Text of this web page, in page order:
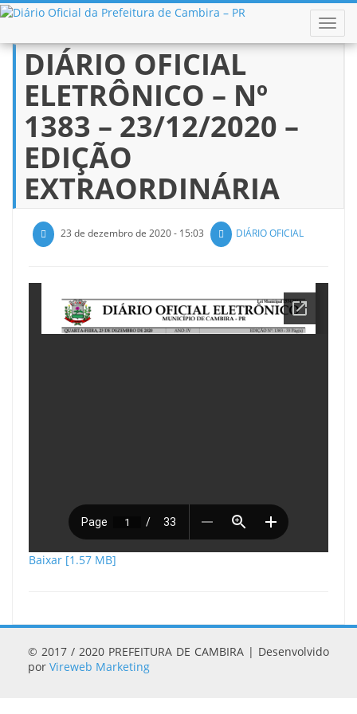
Pular
para
conteúdo
DIÁRIO OFICIAL
ELETRÔNICO – Nº
1383 – 23/12/2020 –
EDIÇÃO
EXTRAORDINÁRIA
23 de dezembro de 2020 - 15:03 DIÁRIO OFICIAL
Baixar [1.57 MB]
© 2017 / 2020 PREFEITURA DE CAMBIRA | Desenvolvido
por Vireweb Marketing